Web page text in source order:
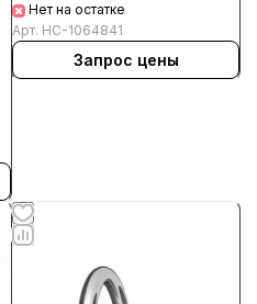
Нет на остатке
Арт. HC-1064841
Запрос цены